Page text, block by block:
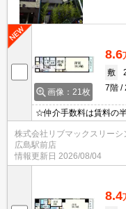
画像：21枚
8.6
敷
7階
☆仲介手数料は賃料の
料☆都市ガスで光熱費
水洗浄便座など室内設
がありお買い物らくら
株式会社リブマックスリーシ
広島駅前店
情報更新日 2026/08/04
8.4